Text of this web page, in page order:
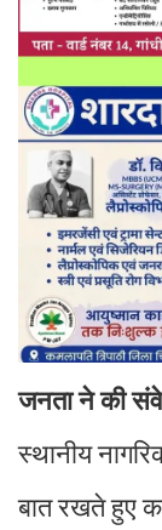
जनता ने की
स्थानीय
बात रखते हुए